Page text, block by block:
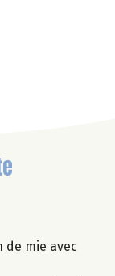
mie avec